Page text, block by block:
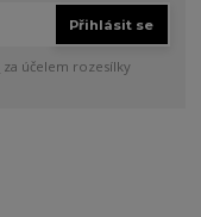
Přihlásit se
za účelem rozesílky